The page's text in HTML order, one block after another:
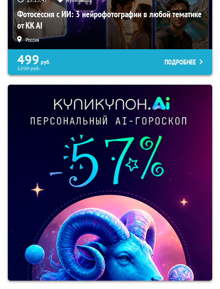
Фотосессия с ИИ: 3 нейрофотографии в любой тематике
от KK AI
Россия
499 руб.
1290руб.
ПОДРОБНЕЕ